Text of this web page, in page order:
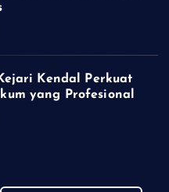
Kendal Perkuat
yang Profesional